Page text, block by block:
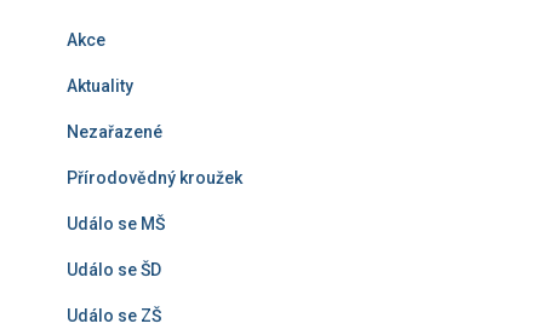
Akce
Aktuality
Nezařazené
Přírodovědný kroužek
Událo se MŠ
Událo se ŠD
Událo se ZŠ